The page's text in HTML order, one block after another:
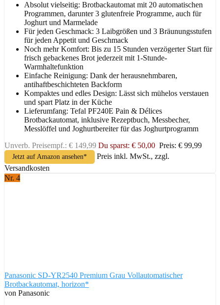
Absolut vielseitig: Brotbackautomat mit 20 automatischen
Programmen, darunter 3 glutenfreie Programme, auch für
Joghurt und Marmelade
Für jeden Geschmack: 3 Laibgrößen und 3 Bräunungsstufen
für jeden Appetit und Geschmack
Noch mehr Komfort: Bis zu 15 Stunden verzögerter Start für
frisch gebackenes Brot jederzeit mit 1-Stunde-
Warmhaltefunktion
Einfache Reinigung: Dank der herausnehmbaren,
antihaftbeschichteten Backform
Kompaktes und edles Design: Lässt sich mühelos verstauen
und spart Platz in der Küche
Lieferumfang: Tefal PF240E Pain & Délices
Brotbackautomat, inklusive Rezeptbuch, Messbecher,
Messlöffel und Joghurtbereiter für das Joghurtprogramm
Unverb. Preisempf.: € 149,99 Du sparst: € 50,00 Preis: € 99,99
Jetzt auf Amazon ansehen*
Preis inkl. MwSt., zzgl.
Versandkosten
Nr. 4
Panasonic SD-YR2540 Premium Grau Vollautomatischer
Brotbackautomat, horizon*
von Panasonic